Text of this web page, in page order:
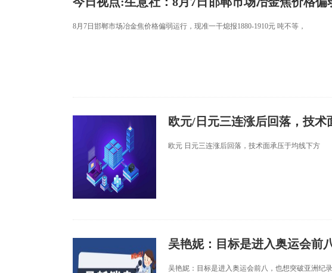
8月7日邯郸市场冶金焦价格偏弱运行，现准一干熄报1880-1910元 吨不等，
欧元/日元三连涨后回落，技
欧元 日元三连涨后回落，技术面承压于均线下方
吴艳妮：目标是进入奥运会前
吴艳妮：目标是进入奥运会前八，也想突破亚洲纪